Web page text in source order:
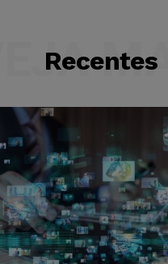
Recentes
VEJA